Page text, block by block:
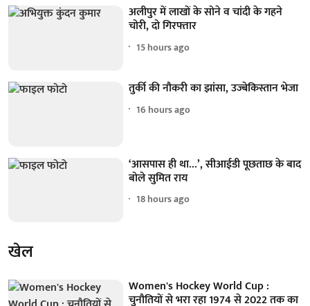
अलीपुर में लाखों के सोने व चांदी के गहने
चोरी, दो गिरफ्तार
15 hours ago
तुर्की की नौकरी का झांसा, उज्बेकिस्तान भेजा
16 hours ago
‘आसपास ही था...’, सीआईडी पूछताछ के बाद
बोले सुमित राय
18 hours ago
खेल
Women's Hockey World Cup :
चुनौतियों से भरा रहा 1974 से 2022 तक का